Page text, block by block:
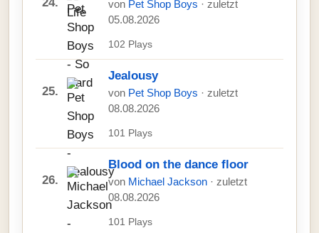
von Pet Shop Boys · zuletzt
05.08.2026
102 Plays
25.
Jealousy
von Pet Shop Boys · zuletzt
08.08.2026
101 Plays
26.
Blood on the dance floor
von Michael Jackson · zuletzt
08.08.2026
101 Plays